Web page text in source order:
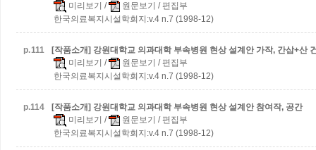
미리보기 / 원문보기 / 편집부
한국의료복지시설학회지:v.4 n.7 (1998-12)
p.111
[작품소개] 강원대학교 의과대학 부속병원 현상 설계안 가작, 간삽+산
미리보기 / 원문보기 / 편집부
한국의료복지시설학회지:v.4 n.7 (1998-12)
p.114
[작품소개] 강원대학교 의과대학 부속병원 현상 설계안 참여작, 공간
미리보기 / 원문보기 / 편집부
한국의료복지시설학회지:v.4 n.7 (1998-12)